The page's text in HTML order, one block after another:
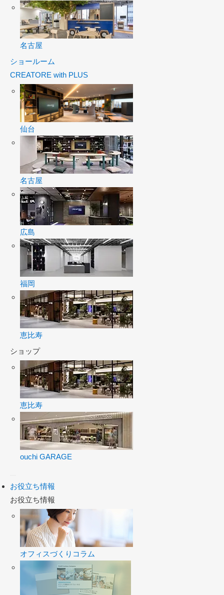
名古屋
ショールーム
CREATORE with PLUS
仙台
名古屋
広島
福岡
恵比寿
ショップ
恵比寿
ouchi GARAGE
お役立ち情報
お役立ち情報
オフィスづくりコラム